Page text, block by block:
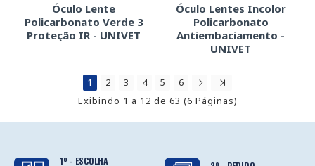
Óculo Lente
Policarbonato Verde 3
Proteção IR - UNIVET
Óculo Lentes Incolor
Policarbonato
Antiembaciamento -
UNIVET
1 2 3 4 5
6
Exibindo 1 a 12 de 63 (6 Páginas)
1º - ESCOLHA